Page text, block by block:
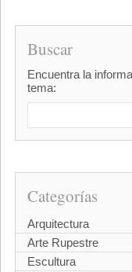
Buscar
Encuentra la
tema:
Categorías
Arquitectura
Arte Rupestre
Escultura